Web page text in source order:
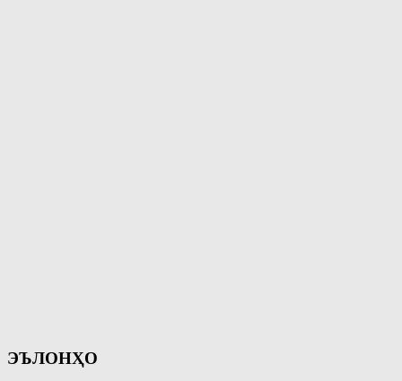
ЭЪЛОНҲО